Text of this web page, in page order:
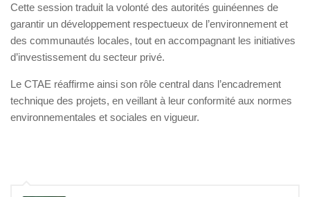
Cette session traduit la volonté des autorités guinéennes de
garantir un développement respectueux de l’environnement et
des communautés locales, tout en accompagnant les initiatives
d’investissement du secteur privé.
Le CTAE réaffirme ainsi son rôle central dans l’encadrement
technique des projets, en veillant à leur conformité aux normes
environnementales et sociales en vigueur.